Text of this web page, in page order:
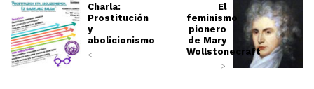
Charla:
Prostitución
y
abolicionismo
<
El
feminismo
pionero
de Mary
Wollstonecraft
>